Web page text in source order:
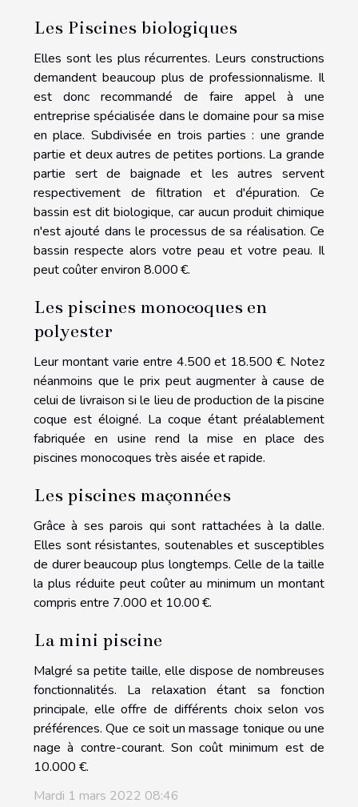
Les Piscines biologiques
Elles sont les plus récurrentes. Leurs constructions
demandent beaucoup plus de professionnalisme. Il
est donc recommandé de faire appel à une
entreprise spécialisée dans le domaine pour sa mise
en place. Subdivisée en trois parties : une grande
partie et deux autres de petites portions. La grande
partie sert de baignade et les autres servent
respectivement de filtration et d'épuration. Ce
bassin est dit biologique, car aucun produit chimique
n'est ajouté dans le processus de sa réalisation. Ce
bassin respecte alors votre peau et votre peau. Il
peut coûter environ 8.000 €.
Les piscines monocoques en
polyester
Leur montant varie entre 4.500 et 18.500 €. Notez
néanmoins que le prix peut augmenter à cause de
celui de livraison si le lieu de production de la piscine
coque est éloigné. La coque étant préalablement
fabriquée en usine rend la mise en place des
piscines monocoques très aisée et rapide.
Les piscines maçonnées
Grâce à ses parois qui sont rattachées à la dalle.
Elles sont résistantes, soutenables et susceptibles
de durer beaucoup plus longtemps. Celle de la taille
la plus réduite peut coûter au minimum un montant
compris entre 7.000 et 10.00 €.
La mini piscine
Malgré sa petite taille, elle dispose de nombreuses
fonctionnalités. La relaxation étant sa fonction
principale, elle offre de différents choix selon vos
préférences. Que ce soit un massage tonique ou une
nage à contre-courant. Son coût minimum est de
10.000 €.
Mardi 1 mars 2022 08:46